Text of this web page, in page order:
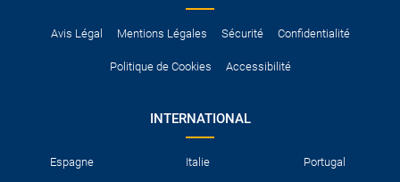
Avis Légal Mentions Légales Sécurité Confidentialité
Politique de Cookies Accessibilité
INTERNATIONAL
Espagne Italie Portugal